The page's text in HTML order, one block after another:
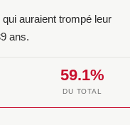
auraient trompé leur
ans.
59.1%
DU TOTAL